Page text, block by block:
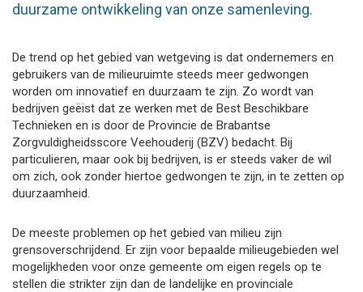
duurzame ontwikkeling van onze samenleving.
De trend op het gebied van wetgeving is dat ondernemers en
gebruikers van de milieuruimte steeds meer gedwongen
worden om innovatief en duurzaam te zijn. Zo wordt van
bedrijven geëist dat ze werken met de Best Beschikbare
Technieken en is door de Provincie de Brabantse
Zorgvuldigheidsscore Veehouderij (BZV) bedacht. Bij
particulieren, maar ook bij bedrijven, is er steeds vaker de wil
om zich, ook zonder hiertoe gedwongen te zijn, in te zetten op
duurzaamheid.
De meeste problemen op het gebied van milieu zijn
grensoverschrijdend. Er zijn voor bepaalde milieugebieden wel
mogelijkheden voor onze gemeente om eigen regels op te
stellen die strikter zijn dan de landelijke en provinciale